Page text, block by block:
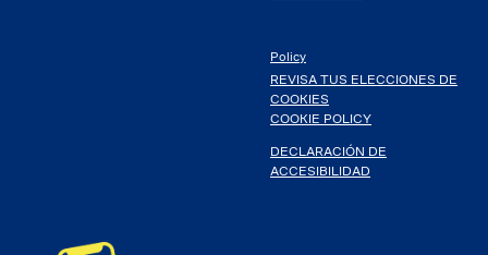
Policy
REVISA TUS ELECCIONES DE
COOKIES
COOKIE POLICY
DECLARACIÓN DE
ACCESIBILIDAD